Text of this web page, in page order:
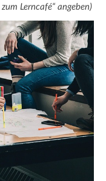
Lerncafé“ angeben)